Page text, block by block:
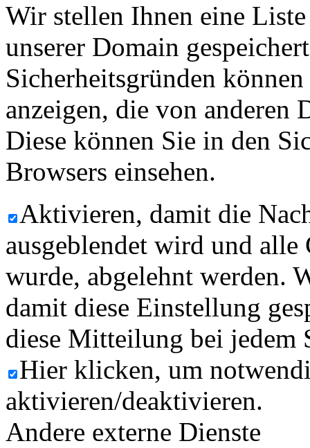
Wir stellen Ihnen eine
unserer Domain
Sicherheitsgründen
anzeigen, die von anderen
Diese können Sie in den
Browsers einsehen.
Aktivieren, damit die
ausgeblendet wird und
wurde, abgelehnt werden.
damit diese Einstellung
diese Mitteilung bei jedem
Hier klicken, um
aktivieren/deaktivieren.
Andere externe Dienste